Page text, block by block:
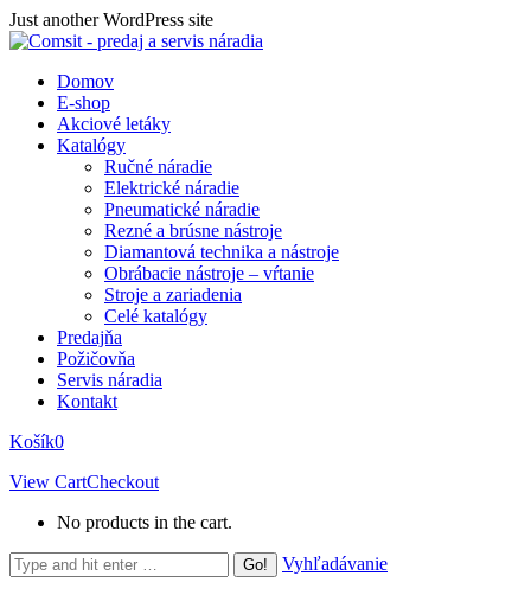
Skip
to
Just another WordPress site
Domov
E-shop
Akciové letáky
Katalógy
Ručné náradie
Elektrické náradie
Pneumatické náradie
Rezné a brúsne nástroje
Diamantová technika a nástroje
Obrábacie nástroje – vŕtanie
Stroje a zariadenia
Celé katalógy
Predajňa
Požičovňa
Servis náradia
Kontakt
Košík0
View CartCheckout
No products in the cart.
Search:
Vyhľadávanie